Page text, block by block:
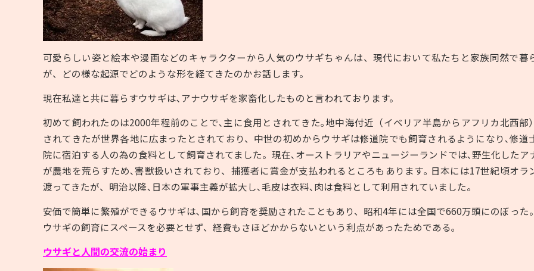
可愛らしい姿と絵本や漫画などのキャラクターから人気のウサギちゃんは、現代において私たちと家族同然で暮
が、どの様な起源でどのような形を経てきたのかお話します。
現在私達と共に暮らすウサギは､アナウサギを家畜化したものと言われております。
初めて飼われたのは2000年程前のことで､主に食用とされてきた｡地中海付近（イベリア半島からアフリカ北西部
されてきたが世界各地に広まったとされており、中世の初めからウサギは修道院でも飼育されるようになり､修道
院に宿泊する人の為の食料として飼育されてました。現在､オーストラリアやニュージーランドでは､野生化したア
が農地を荒らすため､害獣扱いされており、捕獲者に賞金が支払われるところもあります｡ 日本には17世紀頃オラ
渡ってきたが、明治以降､日本の軍事主義が拡大し､毛皮は衣料､肉は食料として利用されていました。
安価で簡単に繁殖ができるウサギは､国から飼育を奨励されたこともあり、昭和4年には全国で660万頭にのぼった
ウサギの飼育にスペースを必要とせず、経費もさほどかからないという利点があったためである｡
ウサギと人間の交流の始まり